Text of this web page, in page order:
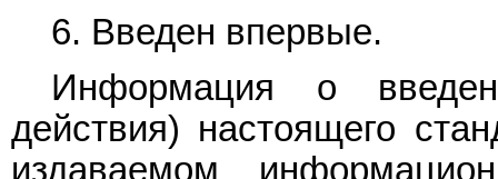
6. Введен впервые.
Информация о
действия) настоящего
издаваемом